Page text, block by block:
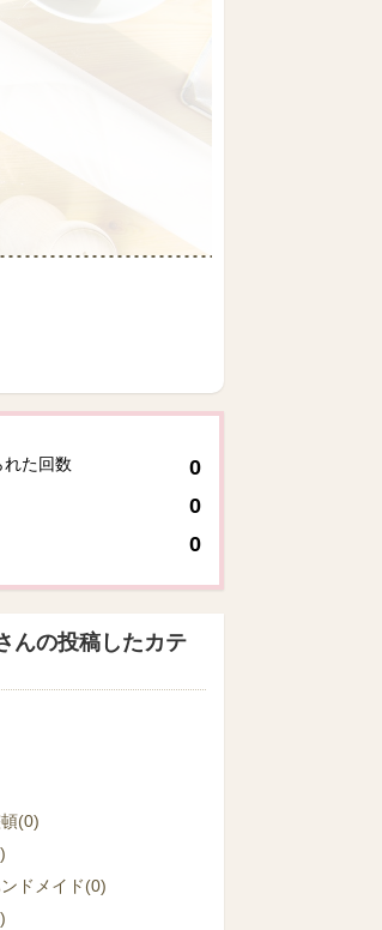
れた回数 0
0
0
んの投稿したカテ
(0)
ドメイド(0)